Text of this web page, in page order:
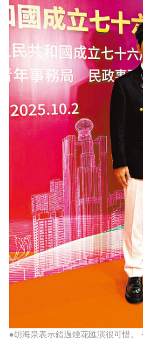
●胡海泉表示錯過煙花匯演很可惜。